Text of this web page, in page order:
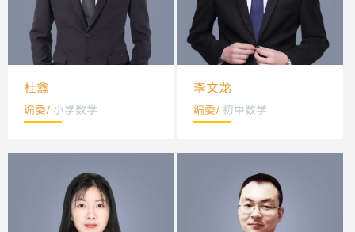
杜鑫
编委/ 小学数学
李文龙
编委/ 初中数学